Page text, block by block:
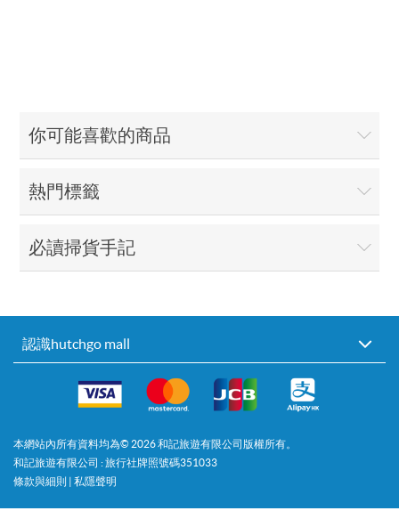
你可能喜歡的商品
熱門標籤
必讀掃貨手記
認識hutchgo mall
本網站內所有資料均為© 2026和記旅遊有限公司版權所有。
和記旅遊有限公司 : 旅行社牌照號碼351033
條款與細則 | 私隱聲明